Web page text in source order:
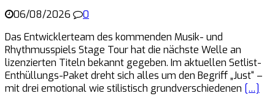
06/08/2026
0
Das Entwicklerteam des kommenden Musik- und
Rhythmusspiels Stage Tour hat die nächste Welle an
lizenzierten Titeln bekannt gegeben. Im aktuellen Setlist-
Enthüllungs-Paket dreht sich alles um den Begriff „Just“ –
mit drei emotional wie stilistisch grundverschiedenen […]